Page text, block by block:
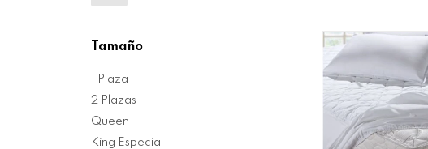
Tamaño
1 Plaza
2 Plazas
Queen
King Especial